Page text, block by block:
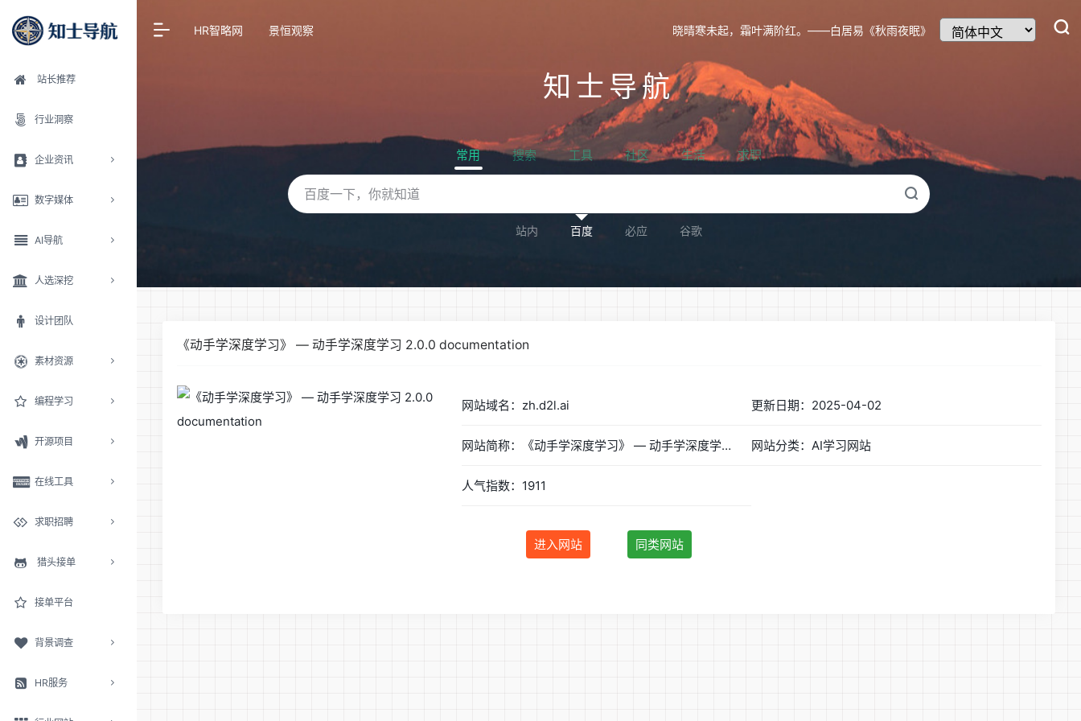
站长推荐
行业洞察
企业资讯
数字媒体
AI导航
人选深挖
设计团队
素材资源
编程学习
开源项目
在线工具
求职招聘
猎头接单
接单平台
背景调查
HR服务
HR智略网 景恒观察 晓晴寒未起，霜叶满阶红。——白居易《秋雨夜眠》
知士导航
常用 搜索 工具 社区 生活 求职
站内 百度 必应 谷歌
《动手学深度学习》 — 动手学深度学习 2.0.0 documentation
网站域名：zh.d2l.ai 更新日期：2025-04-02
网站简称：《动手学深度学习》 — 动手学深度学习 2.0.0 documentation 网站分类：AI学习网站
人气指数：1911
进入网站 同类网站